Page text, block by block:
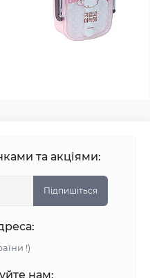
та акціями:
Підпишіться
!)
нам: